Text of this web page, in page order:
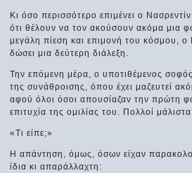
Κι όσο περισσότερο επιμένει ο
ότι θέλουν να τον ακούσουν ακόμα μια
μεγάλη πίεση και επιμονή του κόσμου, ο
δώσει μια δεύτερη διάλεξη.
Την επόμενη μέρα, ο υποτιθέμενος
της συνάθροισης, όπου έχει μαζευτεί
αφού όλοι όσοι απουσίαζαν την πρώτη
επιτυχία της ομιλίας του. Πολλοί
«Τι είπε;»
Η απάντηση, όμως, όσων είχαν
ίδια κι απαράλλαχτη: